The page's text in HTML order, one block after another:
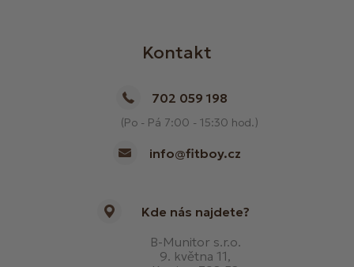
Kontakt
702 059 198
(Po - Pá 7:00 - 15:30 hod.)
info@fitboy.cz
Kde nás najdete?
B-Munitor s.r.o.
9. května 11,